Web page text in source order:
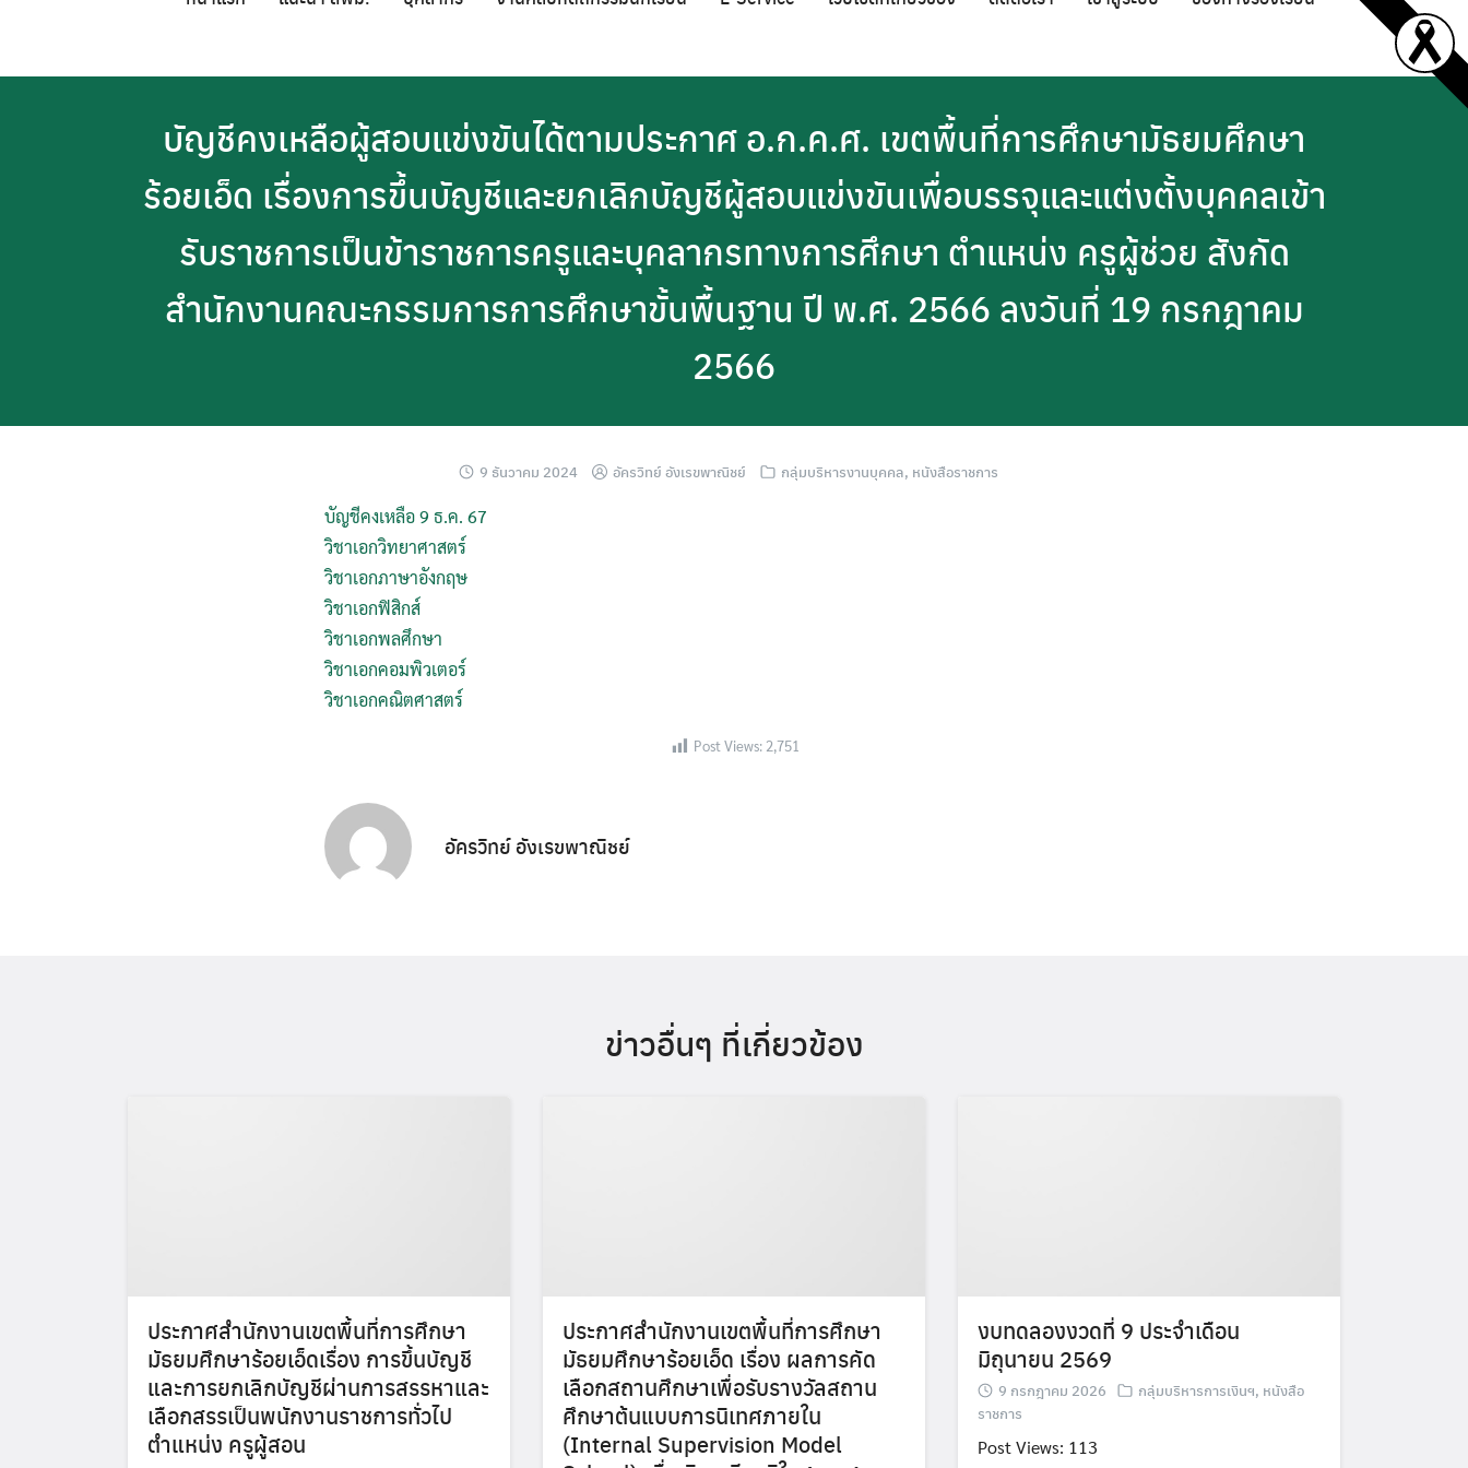
บัญชีคงเหลือผู้สอบแข่งขันได้ตามประกาศ อ.ก.ค.ศ. เขตพื้นที่การศึกษามัธยมศึกษา
ร้อยเอ็ด เรื่องการขึ้นบัญชีและยกเลิกบัญชีผู้สอบแข่งขันเพื่อบรรจุและแต่งตั้งบุคคลเข้า
รับราชการเป็นข้าราชการครูและบุคลากรทางการศึกษา ตำแหน่ง ครูผู้ช่วย สังกัด
สำนักงานคณะกรรมการการศึกษาขั้นพื้นฐาน ปี พ.ศ. 2566 ลงวันที่ 19 กรกฎาคม
2566
9 ธันวาคม 2024 อัครวิทย์ อังเรขพาณิชย์ กลุ่มบริหารงานบุคคล, หนังสือราชการ
บัญชีคงเหลือ 9 ธ.ค. 67
วิชาเอกวิทยาศาสตร์
วิชาเอกภาษาอังกฤษ
วิชาเอกฟิสิกส์
วิชาเอกพลศึกษา
วิชาเอกคอมพิวเตอร์
วิชาเอกคณิตศาสตร์
Post Views: 2,751
อัครวิทย์ อังเรขพาณิชย์
ข่าวอื่นๆ ที่เกี่ยวข้อง
ประกาศสำนักงานเขตพื้นที่การศึกษา
มัธยมศึกษาร้อยเอ็ดเรื่อง การขึ้นบัญชี
และการยกเลิกบัญชีผ่านการสรรหาและ
เลือกสรรเป็นพนักงานราชการทั่วไป
ตำแหน่ง ครูผู้สอน
ประกาศสำนักงานเขตพื้นที่การศึกษา
มัธยมศึกษาร้อยเอ็ด เรื่อง ผลการคัด
เลือกสถานศึกษาเพื่อรับรางวัลสถาน
ศึกษาต้นแบบการนิเทศภายใน
(Internal Supervision Model
งบทดลองงวดที่ 9 ประจำเดือน
มิถุนายน 2569
9 กรกฎาคม 2026 กลุ่มบริหารการเงินฯ, หนังสือ
ราชการ
Post Views: 113